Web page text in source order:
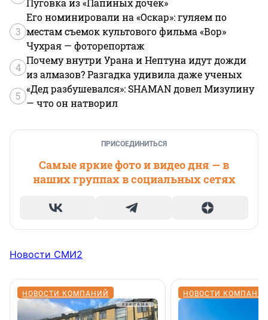
Пуговка из «Папиных дочек»
3
Его номинировали на «Оскар»: гуляем по
местам съемок культового фильма «Вор»
Чухрая — фоторепортаж
4
Почему внутри Урана и Нептуна идут дожди
из алмазов? Разгадка удивила даже ученых
5
«Дед разбушевался»: SHAMAN довел Мизулину
— что он натворил
ПРИСОЕДИНИТЬСЯ
Самые яркие фото и видео дня — в
наших группах в социальных сетях
Новости СМИ2
НОВОСТИ КОМПАНИЙ НОВОСТИ